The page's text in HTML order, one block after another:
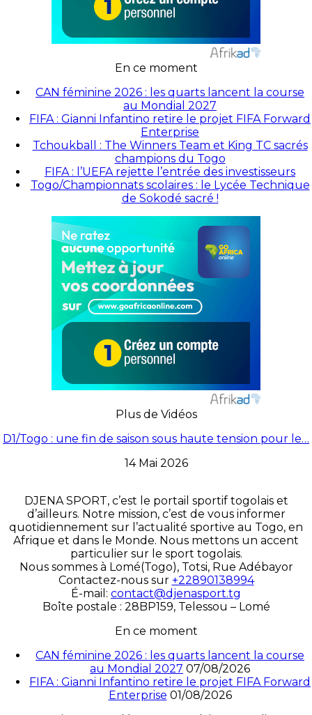
En ce moment
CAN féminine 2026 : les quarts lancent la course
au Mondial 2027
FIFA : Gianni Infantino retire le projet FIFA Forward
Enterprise
Tchoukball : The Winners Team et King TC sacrés
champions du Togo
FIFA : l’UEFA rejette l’entrée des investisseurs
Togo/Championnats scolaires : le Lycée Technique
de Sokodé sacré !
Plus de Vidéos
D1/Togo : une fin de saison sous haute tension pour le…
14 Mai 2026
DJENA SPORT, c’est le portail sportif togolais et
d’ailleurs. Notre mission, c’est de vous informer
quotidiennement sur l’actualité sportive au Togo, en
Afrique et dans le Monde. Nous mettons un accent
particulier sur le sport togolais.
Nous sommes à Lomé(Togo), Totsi, Rue Adébayor
Contactez-nous sur +22890138994
É-mail: contact@djenasport.tg
Boîte postale : 28BP159, Telessou – Lomé
En ce moment
CAN féminine 2026 : les quarts lancent la course
au Mondial 2027 07/08/2026
FIFA : Gianni Infantino retire le projet FIFA Forward
Enterprise 01/08/2026